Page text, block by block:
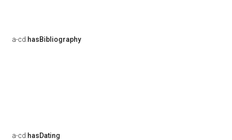
a-cd:hasBibliography
a-cd:hasDating